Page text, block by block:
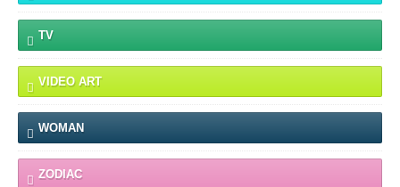
TV
VIDEO ART
WOMAN
ZODIAC